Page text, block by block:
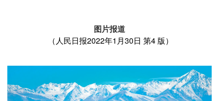
图片报道
（人民日报2022年1月30日 第4 版）